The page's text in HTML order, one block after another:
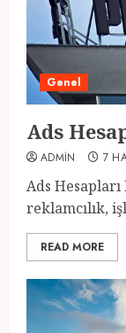
Genel
Ads
ADMIN 7
Ads
reklamcılık,
READ MORE